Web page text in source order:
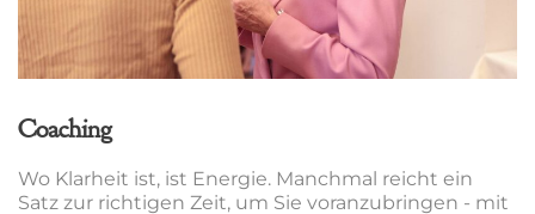
Coaching
Wo Klarheit ist, ist Energie. Manchmal reicht ein
Satz zur richtigen Zeit, um Sie voranzubringen - mit